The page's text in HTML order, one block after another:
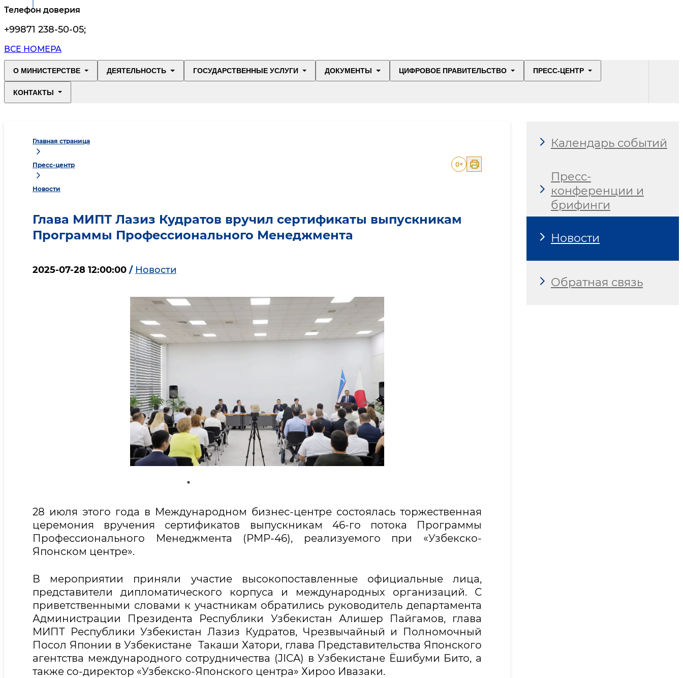
Телефон доверия
+99871 238-50-05;
ВСЕ НОМЕРА
О МИНИСТЕРСТВЕ ДЕЯТЕЛЬНОСТЬ ГОСУДАРСТВЕННЫЕ УСЛУГИ ДОКУМЕНТЫ ЦИФРОВОЕ ПРАВИТЕЛЬСТВО ПРЕСС-ЦЕНТР
КОНТАКТЫ
Главная страница
Пресс-центр
Новости
0+
Глава МИПТ Лазиз Кудратов вручил сертификаты выпускникам
Программы Профессионального Менеджмента
2025-07-28 12:00:00 / Новости
28 июля этого года в Международном бизнес-центре состоялась торжественная
церемония вручения сертификатов выпускникам 46-го потока Программы
Профессионального Менеджмента (PMP-46), реализуемого при «Узбекско-
Японском центре».
В мероприятии приняли участие высокопоставленные официальные лица,
представители дипломатического корпуса и международных организаций. С
приветственными словами к участникам обратились руководитель департамента
Администрации Президента Республики Узбекистан Алишер Пайгамов, глава
МИПТ Республики Узбекистан Лазиз Кудратов, Чрезвычайный и Полномочный
Посол Японии в Узбекистане Такаши Хатори, глава Представительства Японского
агентства международного сотрудничества (JICA) в Узбекистане Ёшибуми Бито, а
также со-директор «Узбекско-Японского центра» Хироо Ивазаки.
Календарь событий
Пресс-
конференции и
брифинги
Новости
Обратная связь